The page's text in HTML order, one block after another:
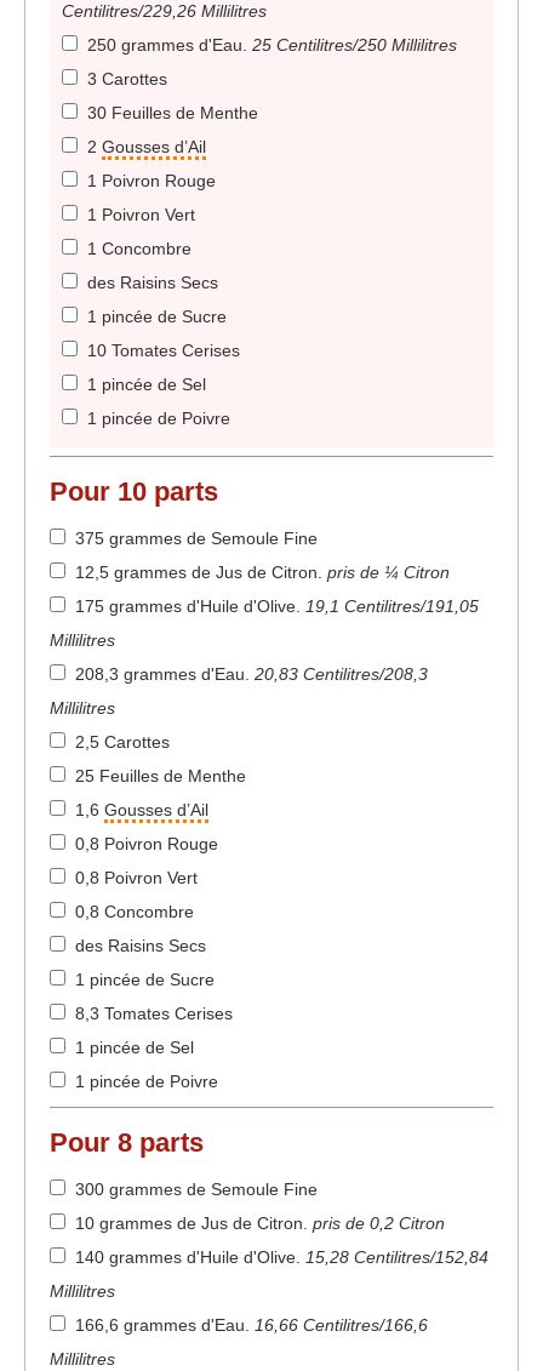
Centilitres/229,26 Millilitres
250 grammes d'Eau. 25 Centilitres/250 Millilitres
3 Carottes
30 Feuilles de Menthe
2 Gousses d’Ail
1 Poivron Rouge
1 Poivron Vert
1 Concombre
des Raisins Secs
1 pincée de Sucre
10 Tomates Cerises
1 pincée de Sel
1 pincée de Poivre
Pour 10 parts
375 grammes de Semoule Fine
12,5 grammes de Jus de Citron. pris de ¼ Citron
175 grammes d'Huile d'Olive. 19,1 Centilitres/191,05
Millilitres
208,3 grammes d'Eau. 20,83 Centilitres/208,3
Millilitres
2,5 Carottes
25 Feuilles de Menthe
1,6 Gousses d’Ail
0,8 Poivron Rouge
0,8 Poivron Vert
0,8 Concombre
des Raisins Secs
1 pincée de Sucre
8,3 Tomates Cerises
1 pincée de Sel
1 pincée de Poivre
Pour 8 parts
300 grammes de Semoule Fine
10 grammes de Jus de Citron. pris de 0,2 Citron
140 grammes d'Huile d'Olive. 15,28 Centilitres/152,84
Millilitres
166,6 grammes d'Eau. 16,66 Centilitres/166,6
Millilitres